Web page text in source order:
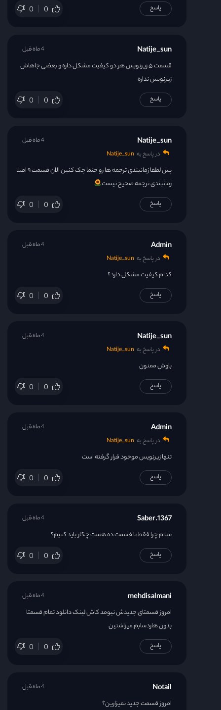
0 0 پاسخ
Natije_sun
قسمت ۵ زیرنویس هر دو کیفیت مشکل داره و بعضی جاهاش
زیرنویس نداره
0 0
4 ماه قبل
پاسخ
Natije_sun
در پاسخ به Natije_sun
پس لطفا زمانبندی ترجمه ها رو حتما چک کنین الان قسمت ۹ اصلا
زمانبندی ترجمه صحیح نیست
0 0
4 ماه قبل
پاسخ
Admin
در پاسخ به Natije_sun
کدام کیفیت مشکل دارد؟
0 0
4 ماه قبل
پاسخ
Natije_sun
در پاسخ به Natije_sun
باوش ممنون
0 0
4 ماه قبل
پاسخ
Admin
در پاسخ به Natije_sun
تنها زیرنویس موجود قرار گرفته است
0 0
4 ماه قبل
پاسخ
Saber.1367
سلام چرا فقط تا قسمت ده هست چکار باید کنیم؟
0 0
4 ماه قبل
پاسخ
mehdisalmani
امروز قسمتای جدیدش نیومد کاش لینک دانلود تمام قسمتا
بدون هاردسابم میزاشتین
0 0
4 ماه قبل
پاسخ
Notail
امروز قسمت جدید نمیزارین؟
4 ماه قبل